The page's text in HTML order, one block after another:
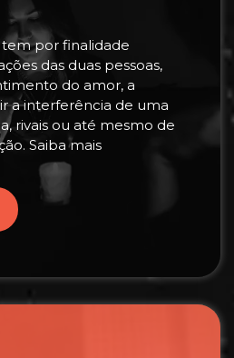
por finalidade
das duas pessoas,
do amor, a
a interferência de uma
rivais ou até mesmo de
Saiba mais